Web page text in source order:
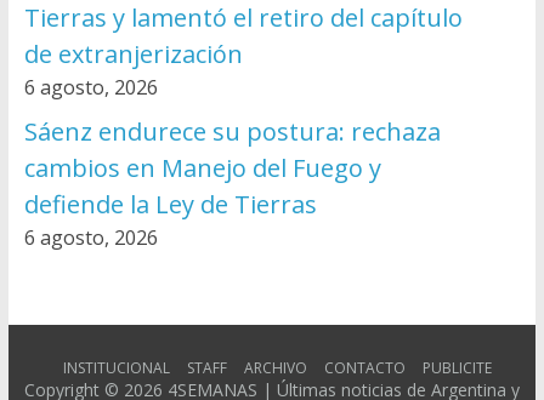
Tierras y lamentó el retiro del capítulo
de extranjerización
6 agosto, 2026
Sáenz endurece su postura: rechaza
cambios en Manejo del Fuego y
defiende la Ley de Tierras
6 agosto, 2026
INSTITUCIONAL STAFF ARCHIVO CONTACTO PUBLICITE
Copyright © 2026 4SEMANAS | Últimas noticias de Argentina y